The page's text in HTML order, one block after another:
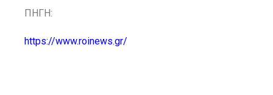
ΠΗΓΗ:
https://www.roinews.gr/